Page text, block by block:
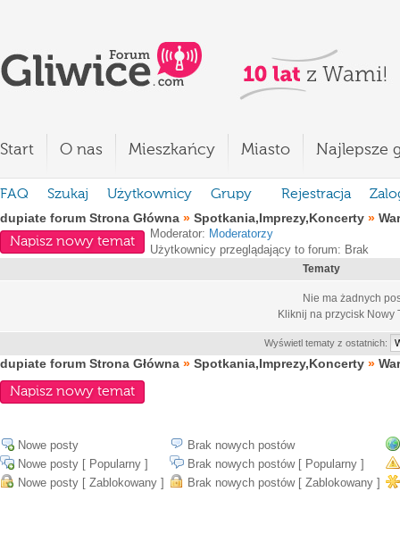
Start O nas Mieszkańcy Miasto Najlepsze
FAQ Szukaj Użytkownicy Grupy Rejestracja
dupiate forum Strona Główna » Spotkania,Imprezy,Koncerty »
Napisz nowy temat
Moderator: Moderatorzy
Użytkownicy przeglądający to forum: Brak
Tematy
Nie ma żadnych
Kliknij na przycisk Nowy
Wyświetl tematy z ostatnich:
dupiate forum Strona Główna » Spotkania,Imprezy,Koncerty »
Napisz nowy temat
Nowe posty
Brak nowych postów
Nowe posty [ Popularny ]
Brak nowych postów [ Popularny ]
Nowe posty [ Zablokowany ]
Brak nowych postów [ Zablokowany ]